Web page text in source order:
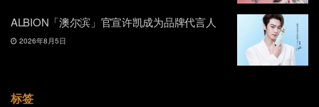
ALBION「澳尔滨」官宣许凯成为品牌代言人
2026年8月5日
标签